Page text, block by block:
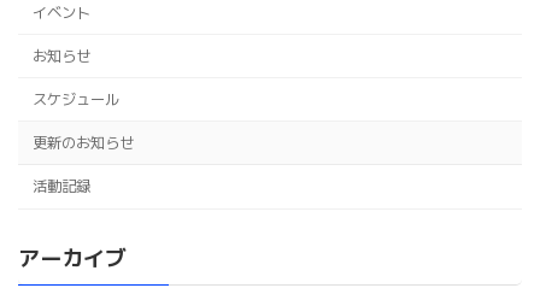
イベント
お知らせ
スケジュール
更新のお知らせ
活動記録
アーカイブ